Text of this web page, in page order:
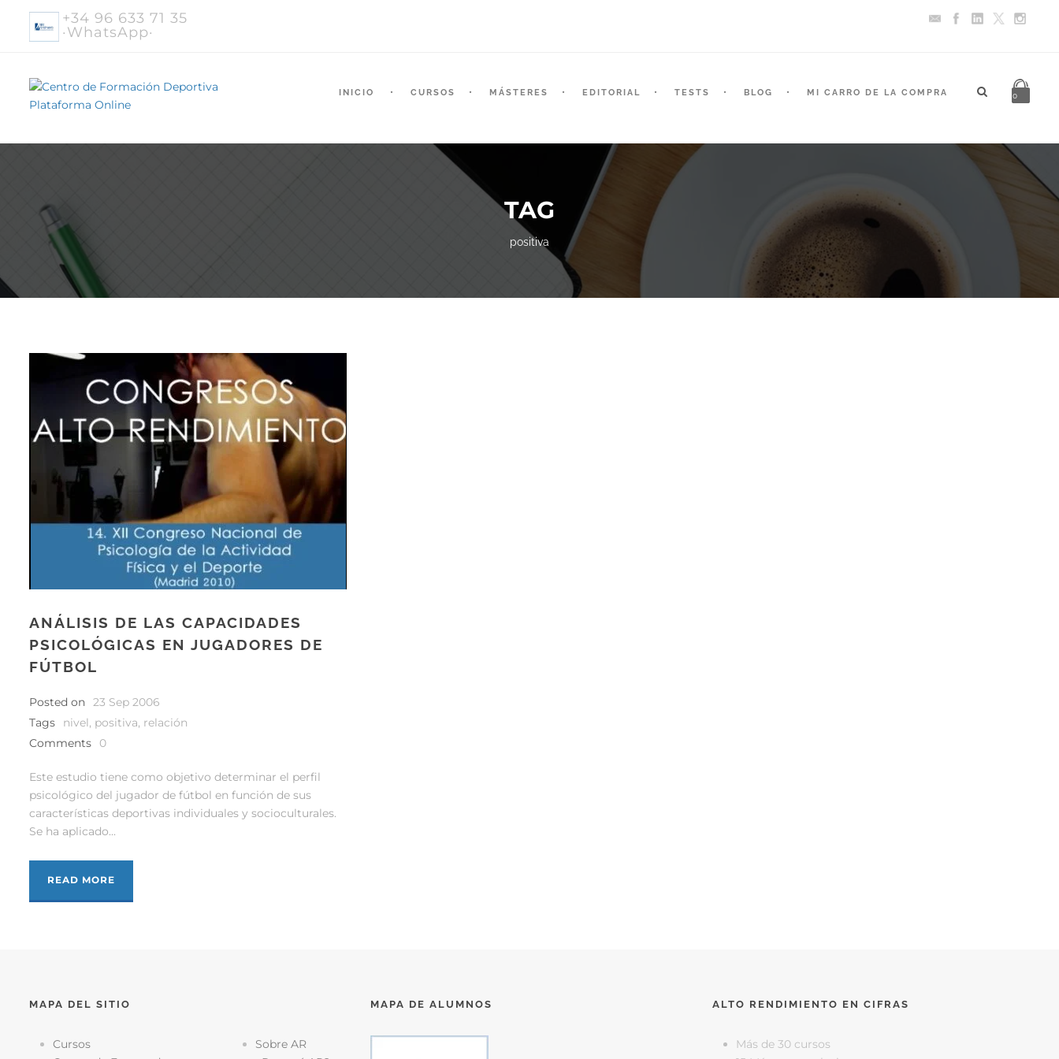
+34 96 633 71 35
·WhatsApp·
INICIO CURSOS MÁSTERES EDITORIAL TESTS BLOG MI CARRO DE LA COMPRA 0
TAG
positiva
ANÁLISIS DE LAS CAPACIDADES
PSICOLÓGICAS EN JUGADORES DE
FÚTBOL
Posted on 23 Sep 2006
Tags
nivel, positiva, relación
Comments
0
Este estudio tiene como objetivo determinar el perfil
psicológico del jugador de fútbol en función de sus
características deportivas individuales y socioculturales.
Se ha aplicado...
READ MORE
MAPA DEL SITIO
Cursos
Sobre AR
MAPA DE ALUMNOS ALTO RENDIMIENTO EN CIFRAS
Más de 30 cursos